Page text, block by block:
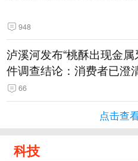
948
泸溪河发布“桃酥出现金属
件调查结论：消费者已澄
频情况不属实
66
点击查
科技